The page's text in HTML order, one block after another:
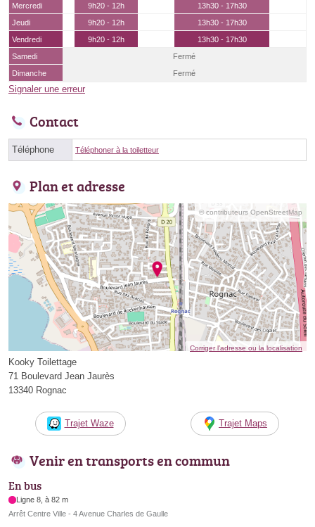
Mercredi
9h20 - 12h
13h30 - 17h30
Jeudi
9h20 - 12h
13h30 - 17h30
Vendredi
9h20 - 12h
13h30 - 17h30
Samedi
Fermé
Dimanche
Fermé
Signaler une erreur
Contact
Téléphone Téléphoner à la toiletteur
Plan et adresse
© contributeurs OpenStreetMap
Corriger l’adresse ou la localisation
Kooky Toilettage
71 Boulevard Jean Jaurès
13340 Rognac
Trajet Waze Trajet Maps
Venir en transports en commun
En bus
Ligne 8, à 82 m
Arrêt Centre Ville - 4 Avenue Charles de Gaulle